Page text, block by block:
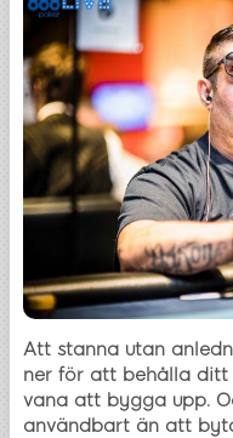
Att stanna utan
ner för att behålla ditt
vana att bygga upp.
användbart än att